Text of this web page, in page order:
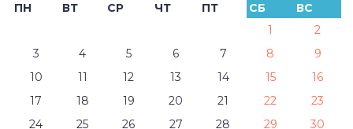
ПН ВТ СР ЧТ ПТ СБ
ВС
1
2
3
4 5 6 7 8
9
10
11 12 13 14 15
16
17
18 19 20 21 22
23
24
25 26 27 28 29
30